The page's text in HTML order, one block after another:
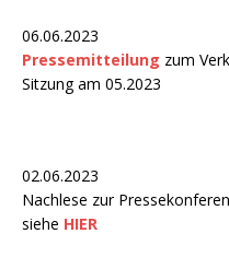
06.06.2023
Pressemitteilung zum
Sitzung am 05.2023
02.06.2023
Nachlese zur
siehe HIER